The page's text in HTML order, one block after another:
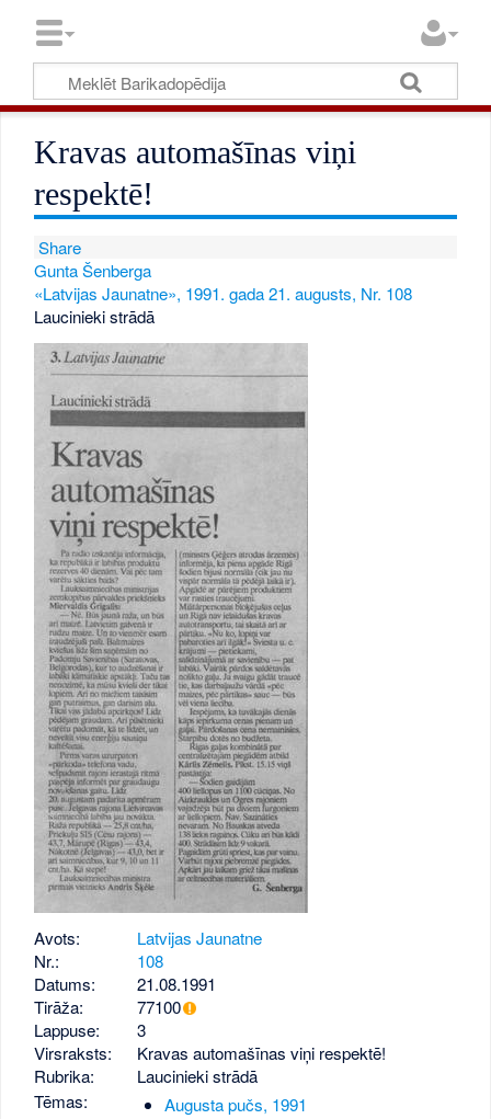
Kravas automašīnas viņi
respektē!
Share
Gunta Šenberga
«Latvijas Jaunatne», 1991. gada 21. augusts, Nr. 108
Laucinieki strādā
Avots:
Latvijas Jaunatne
Nr.:
108
Datums:
21.08.1991
Tirāža:
77100
Lappuse:
3
Virsraksts:
Kravas automašīnas viņi respektē!
Rubrika:
Laucinieki strādā
Tēmas:
Augusta pučs, 1991